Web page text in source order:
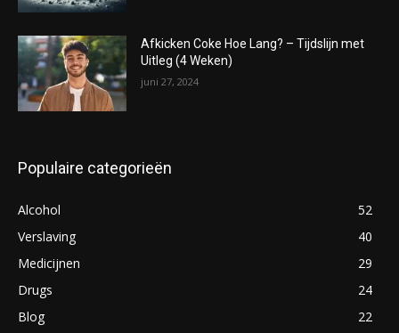
Afkicken Coke Hoe Lang? – Tijdslijn met
Uitleg (4 Weken)
juni 27, 2024
Populaire categorieën
Alcohol
52
Verslaving
40
Medicijnen
29
Drugs
24
Blog
22